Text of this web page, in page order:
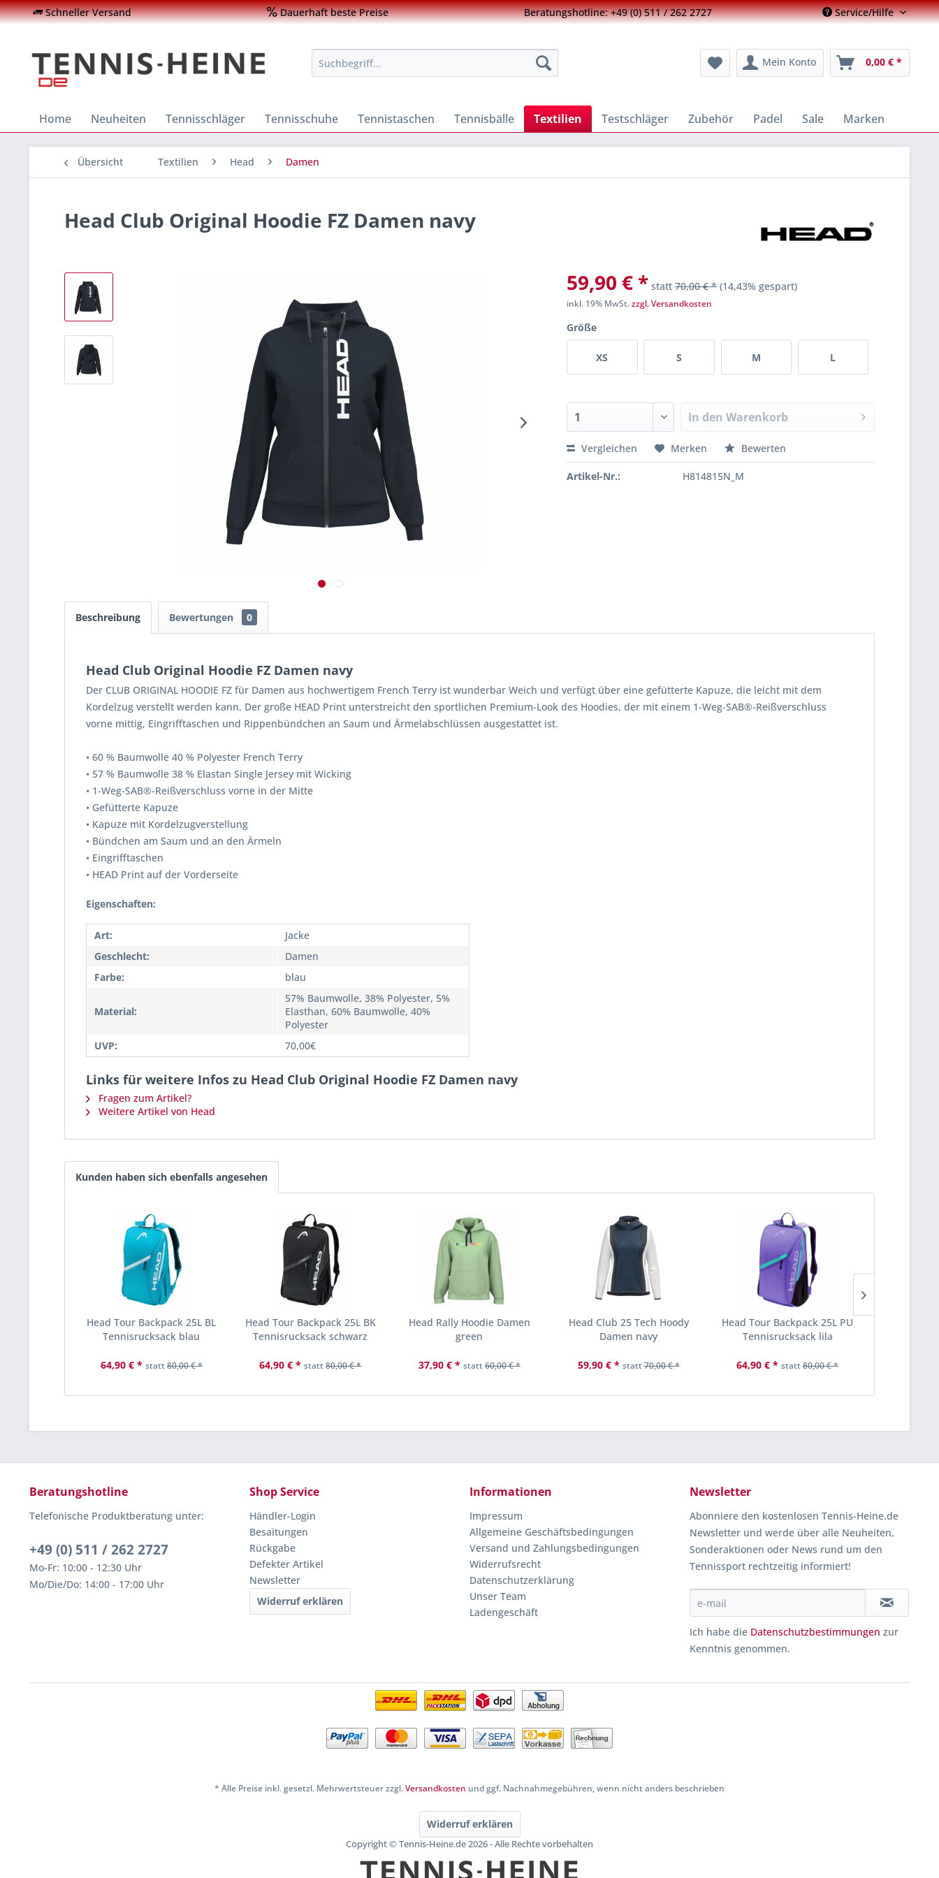
Schneller Versand Dauerhaft beste Preise Beratungshotline: +49 (0) 511 / 262 2727 Service/Hilfe
Mein Konto 0,00 € *
Home Neuheiten Tennisschläger Tennisschuhe Tennistaschen Tennisbälle Textilien Testschläger Zubehör Padel Sale Marken
Übersicht Textilien Head Damen
Head Club Original Hoodie FZ Damen navy
59,90 € * statt70,00 € * (14,43% gespart)
inkl. 19% MwSt.zzgl. Versandkosten
Größe
XS S M L
In den Warenkorb
Vergleichen Merken Bewerten
Artikel-Nr.: H814815N_M
Beschreibung Bewertungen 0
Head Club Original Hoodie FZ Damen navy
Der CLUB ORIGINAL HOODIE FZ für Damen aus hochwertigem French Terry ist wunderbar Weich und verfügt über eine gefütterte Kapuze, die leicht mit dem
Kordelzug verstellt werden kann. Der große HEAD Print unterstreicht den sportlichen Premium-Look des Hoodies, der mit einem 1-Weg-SAB®-Reißverschluss
vorne mittig, Eingrifftaschen und Rippenbündchen an Saum und Ärmelabschlüssen ausgestattet ist.
• 60 % Baumwolle 40 % Polyester French Terry
• 57 % Baumwolle 38 % Elastan Single Jersey mit Wicking
• 1-Weg-SAB®-Reißverschluss vorne in der Mitte
• Gefütterte Kapuze
• Kapuze mit Kordelzugverstellung
• Bündchen am Saum und an den Ärmeln
• Eingrifftaschen
• HEAD Print auf der Vorderseite
Eigenschaften:
Art:
Jacke
Geschlecht:
Damen
Farbe:
blau
Material:
57% Baumwolle, 38% Polyester, 5%
Elasthan, 60% Baumwolle, 40%
Polyester
UVP:
70,00€
Links für weitere Infos zu Head Club Original Hoodie FZ Damen navy
Fragen zum Artikel?
Weitere Artikel von Head
Kunden haben sich ebenfalls angesehen
Head Tour Backpack 25L BL
Tennisrucksack blau
64,90 € * statt80,00 € *
Head Tour Backpack 25L BK
Tennisrucksack schwarz
64,90 € * statt80,00 € *
Head Rally Hoodie Damen
green
37,90 € * statt60,00 € *
Head Club 25 Tech Hoody
Damen navy
59,90 € * statt70,00 € *
Head Tour Backpack 25L PU
Tennisrucksack lila
64,90 € * statt80,00 € *
Beratungshotline
Telefonische Produktberatung unter:
+49 (0) 511 / 262 2727
Mo-Fr: 10:00 - 12:30 Uhr
Mo/Die/Do: 14:00 - 17:00 Uhr
Shop Service
Händler-Login
Besaitungen
Rückgabe
Defekter Artikel
Newsletter
Widerruf erklären
Informationen
Impressum
Allgemeine Geschäftsbedingungen
Versand und Zahlungsbedingungen
Widerrufsrecht
Datenschutzerklärung
Unser Team
Ladengeschäft
Newsletter
Abonniere den kostenlosen Tennis-Heine.de
Newsletter und werde über alle Neuheiten,
Sonderaktionen oder News rund um den
Tennissport rechtzeitig informiert!
Ich habe die Datenschutzbestimmungen zur
Kenntnis genommen.
* Alle Preise inkl. gesetzl. Mehrwertsteuer zzgl.Versandkosten und ggf. Nachnahmegebühren, wenn nicht anders beschrieben
Widerruf erklären
Copyright © Tennis-Heine.de 2026 - Alle Rechte vorbehalten